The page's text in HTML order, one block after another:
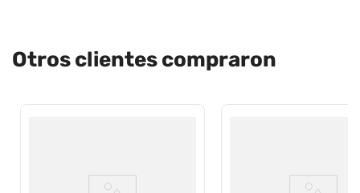
Otros clientes compraron